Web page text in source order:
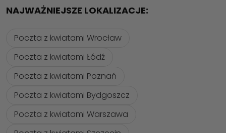
NAJWAŻNIEJSZE LOKALIZACJE:
Poczta z kwiatami Wrocław
Poczta z kwiatami Łódź
Poczta z kwiatami Poznań
Poczta z kwiatami Bydgoszcz
Poczta z kwiatami Warszawa